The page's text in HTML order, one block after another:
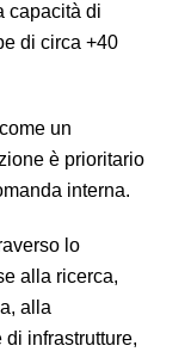
capacità di
di circa +40
un
è prioritario
interna.
lo
alla ricerca,
alla
infrastrutture,